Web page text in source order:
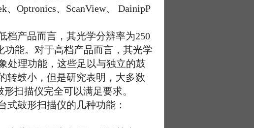
Optronics、ScanView、 DainipP
产品而言，其光学分辨率为250
能。对于高档产品而言，其光学
处理功能，这些足以与独立的鼓
转鼓小，但是研究表明，大多数
扫描仪完全可以满足要求。
鼓形扫描仪的几种功能：